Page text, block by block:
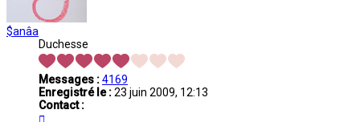
$anâa
Duchesse
Messages :4169
Enregistré le :23 juin 2009, 12:13
Contact :